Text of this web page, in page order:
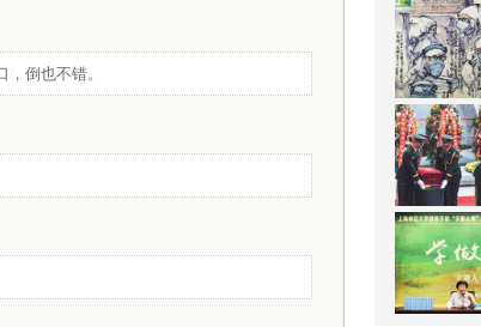
倒也不错。